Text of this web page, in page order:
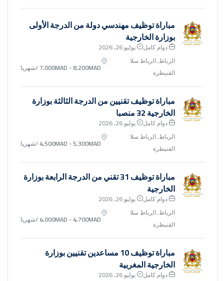
مباراة توظيف مهندسي دولة من الدرجة الأولى
بوزارة الخارجية
دوام كامل
يوليو 26, 2026
الرباط, الرباط سلا
القنيطرة
7,000MAD - 8,200MAD/شهريا
مباراة توظيف تقنيين من الدرجة الثالثة بوزارة
الخارجية 32 منصبا
دوام كامل
يوليو 26, 2026
الرباط, الرباط سلا
القنيطرة
4,500MAD - 5,300MAD/شهريا
مباراة توظيف 31 تقني من الدرجة الرابعة بوزارة
الخارجية
دوام كامل
يوليو 26, 2026
الرباط, الرباط سلا
القنيطرة
4,000MAD - 4,700MAD/شهريا
مباراة توظيف 10 مساعدين تقنيين بوزارة
الخارجية المغربية
دوام كامل
يوليو 26, 2026